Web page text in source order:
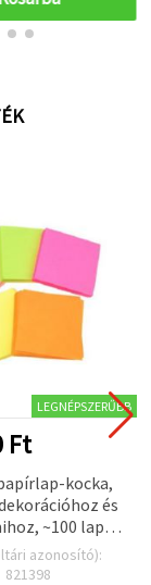
LEGNÉPSZERŰBB
Ft
kocka,
és
~100 lap,
színek
azonosító):
821398